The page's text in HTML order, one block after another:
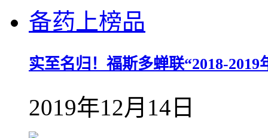
实至名归！福斯多蝉联“2018-
2019年12月14日